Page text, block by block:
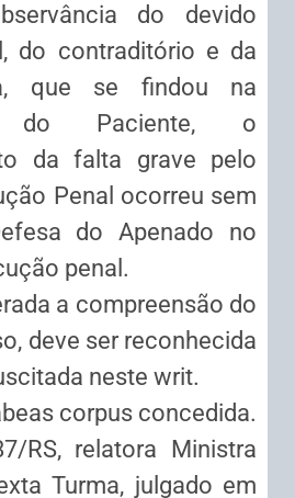
do devido
do contraditório e da
que se findou na
do Paciente, o
da falta grave pelo
Penal ocorreu sem
do Apenado no
penal.
a compreensão do
deve ser reconhecida
neste writ.
corpus concedida.
RS, relatora Ministra
Turma, julgado em